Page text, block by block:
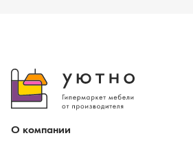
О компании